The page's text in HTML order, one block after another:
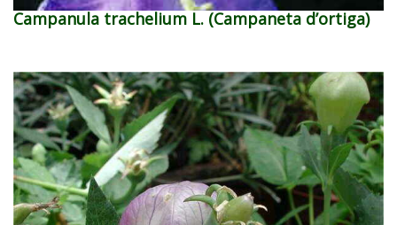
Campanula trachelium L. (Campaneta d’ortiga)